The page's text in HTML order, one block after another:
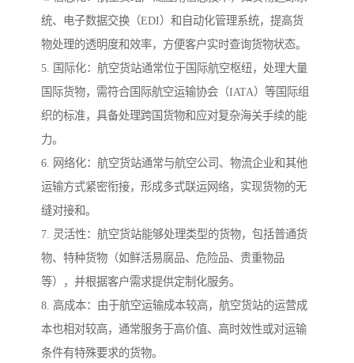
统、电子数据交换（EDI）和自动化管理系统，提高货
物处理的透明度和效率，方便客户实时查询货物状态。
5. 国际化：航空货站通常位于国际航空枢纽，处理大量
国际货物，需符合国际航空运输协会（IATA）等国际组
织的标准，具备处理跨国货物和应对复杂海关手续的能
力。
6. 网络化：航空货站通常与航空公司、物流企业和其他
运输方式紧密衔接，形成多式联运网络，实现货物的无
缝对接和。
7. 灵活性：航空货站能够处理类型的货物，包括普通货
物、特种货物（如鲜活易腐品、危险品、贵重物品
等），并根据客户需求提供定制化服务。
8. 高成本：由于航空运输成本较高，航空货站的运营成
本也相对较高，通常服务于高价值、高时效性或对运输
条件有特殊要求的货物。